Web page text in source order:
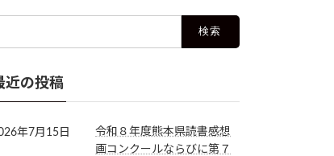
:
近の投稿
年7月15日
令和８年度熊本県読書感想
画コンクールならびに第７